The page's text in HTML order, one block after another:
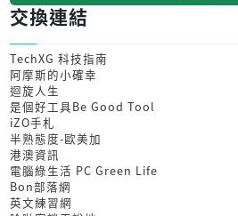
交換連結
TechXG 科技指南
阿摩斯的小確幸
迴旋人生
是個好工具Be Good Tool
iZO手札
半熟態度-歐美加
港澳資訊
電腦綠生活 PC Green Life
Bon部落網
英文練習網